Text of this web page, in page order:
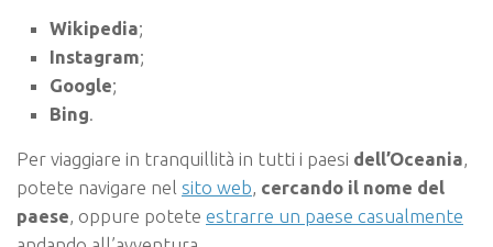
Wikipedia;
Instagram;
Google;
Bing.
Per viaggiare in tranquillità in tutti i paesi dell’Oceania,
potete navigare nel sito web, cercando il nome del
paese, oppure potete estrarre un paese casualmente